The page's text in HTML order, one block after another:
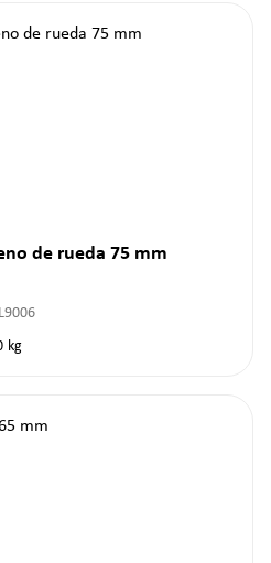
de rueda 75 mm
kg